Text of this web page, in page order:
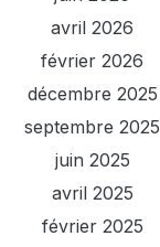
avril 2026
février 2026
décembre 2025
septembre 2025
juin 2025
avril 2025
février 2025